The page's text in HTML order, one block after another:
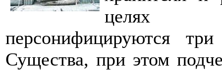
целях
персонифицируются
Существа, при этом